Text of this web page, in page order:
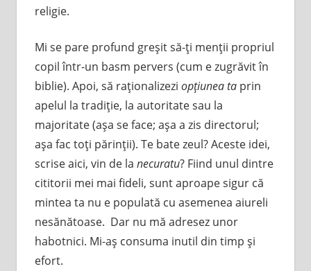
religie.
Mi se pare profund greşit să-ţi menţii propriul
copil într-un basm pervers (cum e zugrăvit în
biblie). Apoi, să raţionalizezi opţiunea taprin
apelul la tradiţie, la autoritate sau la
majoritate (aşa se face; aşa a zis directorul;
aşa fac toţi părinţii). Te bate zeul? Aceste idei,
scrise aici, vin de la necuratu? Fiind unul dintre
cititorii mei mai fideli, sunt aproape sigur că
mintea ta nu e populată cu asemenea aiureli
nesănătoase. Dar nu mă adresez unor
habotnici. Mi-aş consuma inutil din timp şi
efort.